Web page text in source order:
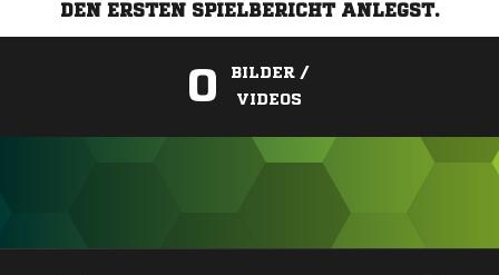
DEN ERSTEN SPIELBERICHT ANLEGST.
0
BILDER /
VIDEOS